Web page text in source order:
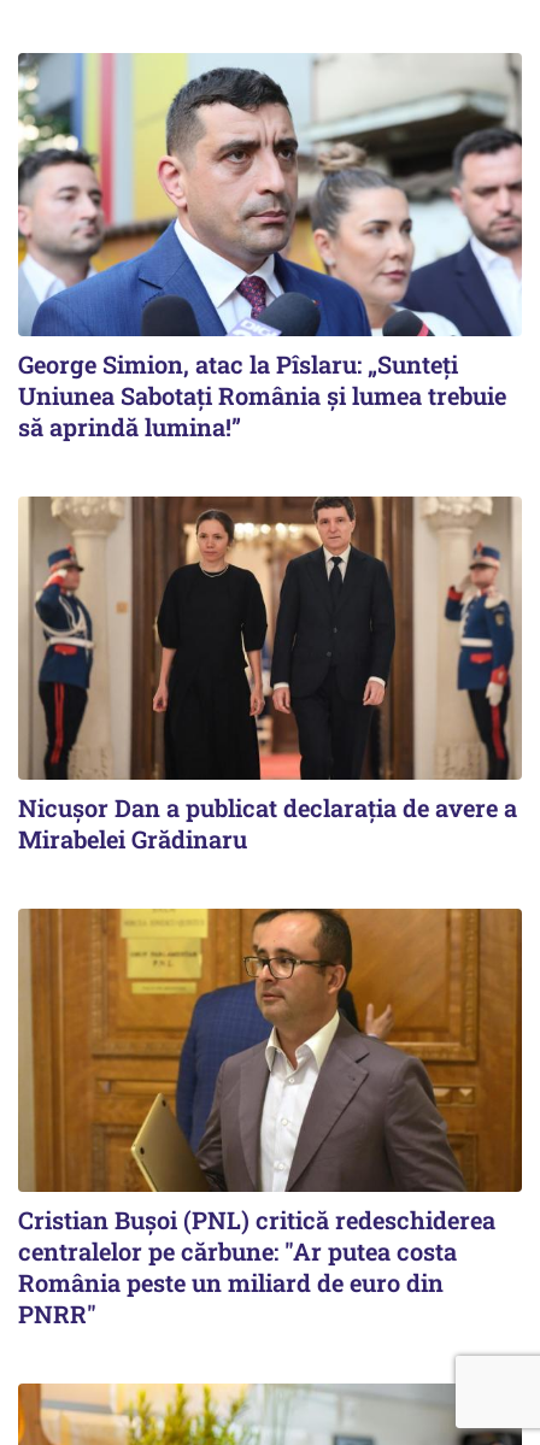
George Simion, atac la Pîslaru: „Sunteți
Uniunea Sabotați România și lumea trebuie
să aprindă lumina!”
Nicuşor Dan a publicat declaraţia de avere a
Mirabelei Grădinaru
Cristian Bușoi (PNL) critică redeschiderea
centralelor pe cărbune: "Ar putea costa
România peste un miliard de euro din
PNRR"